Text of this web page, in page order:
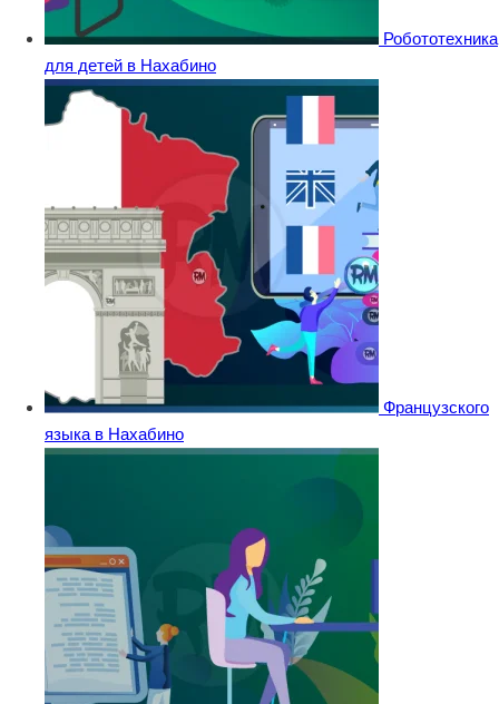
Робототехника
для детей в Нахабино
Французского
языка в Нахабино